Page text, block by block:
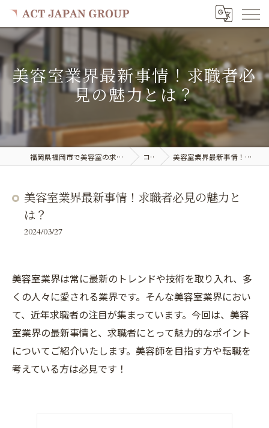
美容室業界最新事情！求職者必
見の魅力とは？
福岡県福岡市で美容室の求人ならACT JAPAN GROUP コラム 美容室業界最新事情！求職者必見の魅力とは？
美容室業界最新事情！求職者必見の魅力と
は？
2024/03/27
美容室業界は常に最新のトレンドや技術を取り入れ、多
くの人々に愛される業界です。そんな美容室業界におい
て、近年求職者の注目が集まっています。今回は、美容
室業界の最新事情と、求職者にとって魅力的なポイント
についてご紹介いたします。美容師を目指す方や転職を
考えている方は必見です！